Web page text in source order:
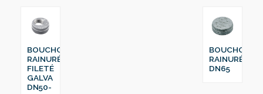
BOUCHON
RAINURÉ
FILETÉ
GALVA
DN50-
BOUCHON
RAINURÉ
DN65